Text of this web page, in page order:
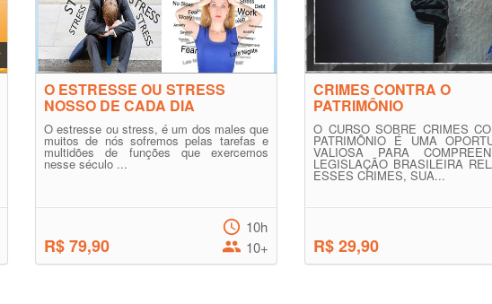
O ESTRESSE OU STRESS
NOSSO DE CADA DIA
O estresse ou stress, é um dos males que
muitos de nós sofremos pelas tarefas e
multidões de funções que exercemos
nesse século ...
R$ 79,90
10h
10+
CRIMES CONTRA O
PATRIMÔNIO
O CURSO SOBRE CRIMES
PATRIMÔNIO É UMA
VALIOSA PARA
LEGISLAÇÃO BRASILEIRA
ESSES CRIMES, SUA...
R$ 29,90